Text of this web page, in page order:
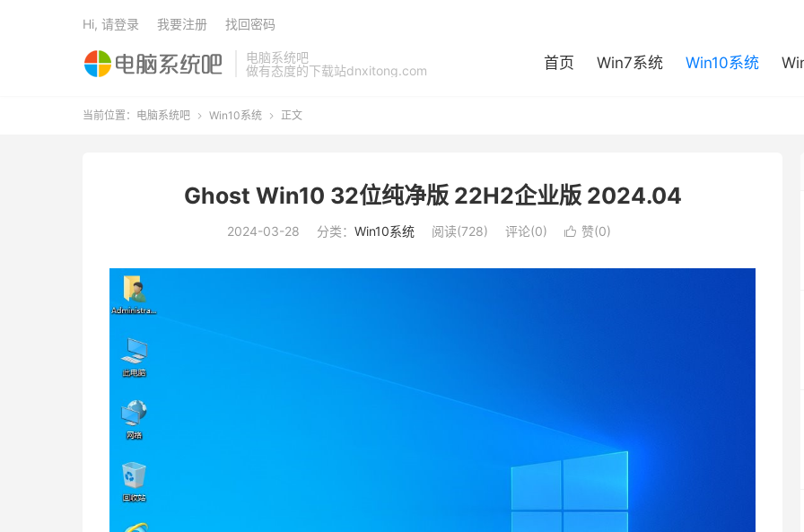
电脑系统吧
做有态度的下载站dnxitong.com
首页 Win7系统 Win10系统
Hi, 请登录 我要注册 找回密码
当前位置： 电脑系统吧  Win10系统  正文
Ghost Win10 32位纯净版 22H2企业版 2024.04
2024-03-28 分类： Win10系统 阅读(728) 评论(0)  赞(0)